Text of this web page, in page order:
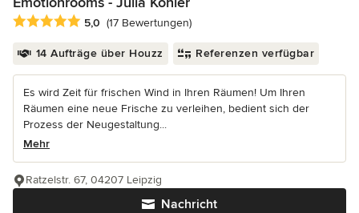
Durchschnittliche Bewertung: 5 von 5 Sternen
5,0 (17 Bewertungen)
14 Aufträge über Houzz Referenzen verfügbar
Es wird Zeit für frischen Wind in Ihren Räumen! Um Ihren
Räumen eine neue Frische zu verleihen, bedient sich der
Prozess der Neugestaltung...
Mehr
Nachricht
Ratzelstr. 67, 04207 Leipzig